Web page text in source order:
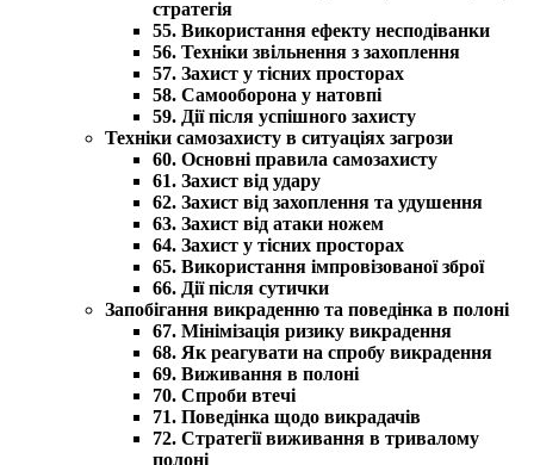
стратегія
55. Використання ефекту несподіванки
56. Техніки звільнення з захоплення
57. Захист у тісних просторах
58. Самооборона у натовпі
59. Дії після успішного захисту
Техніки самозахисту в ситуаціях загрози
60. Основні правила самозахисту
61. Захист від удару
62. Захист від захоплення та удушення
63. Захист від атаки ножем
64. Захист у тісних просторах
65. Використання імпровізованої зброї
66. Дії після сутички
Запобігання викраденню та поведінка в полоні
67. Мінімізація ризику викрадення
68. Як реагувати на спробу викрадення
69. Виживання в полоні
70. Спроби втечі
71. Поведінка щодо викрадачів
72. Стратегії виживання в тривалому
полоні